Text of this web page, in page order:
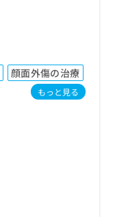
顔面外傷の治療
もっと見る